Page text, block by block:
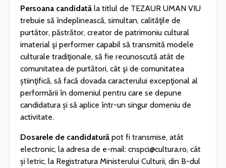
Persoana candidată la titlul de TEZAUR UMAN VIU
trebuie să îndeplinească, simultan, calităţile de
purtător, păstrător, creator de patrimoniu cultural
imaterial şi performer capabil să transmită modele
culturale tradiţionale, să fie recunoscută atât de
comunitatea de purtători, cât şi de comunitatea
știinţifică, să facă dovada caracterului excepţional al
performării în domeniul pentru care se depune
candidatura și să aplice într-un singur domeniu de
activitate.
Dosarele de candidatură pot fi transmise, atât
electronic, la adresa de e-mail: cnspci@cultura.ro, cât
și letric, la Registratura Ministerului Culturii, din B-dul